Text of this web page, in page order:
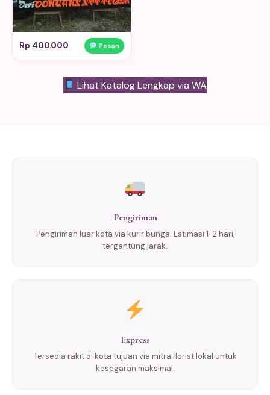
Rp 400.000 Pesan
Lihat Katalog Lengkap via WA
Pengiriman
Pengiriman luar kota via kurir bunga. Estimasi 1-2 hari,
tergantung jarak.
Express
Tersedia rakit di kota tujuan via mitra florist lokal untuk
kesegaran maksimal.